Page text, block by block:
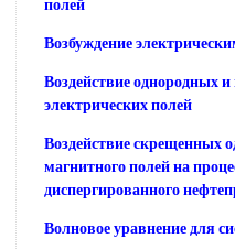
полей
Возбуждение
Воздействие однородных
электрических полей
Воздействие скрещенных
магнитного полей на
диспергированного
Волновое уравнение для